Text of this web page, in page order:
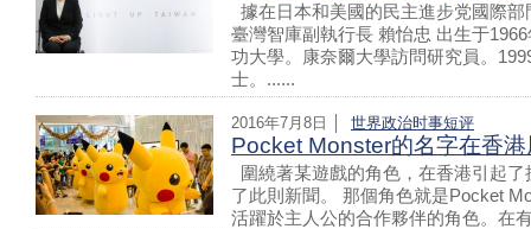
據在日本和美國的民主進步党國際
臺灣智庫副執行長 賴怡忠 出生于
功大學。康奈爾大學訪問研究員。
士。......
2016年7月8日 │ 世界政治时事短评
Pocket Monster的名字在香
圍繞著某遊戲的角色，在香港引起
了此則新聞。 那個角色就是Pocket
活躍於主人公的合作夥伴的角色。在